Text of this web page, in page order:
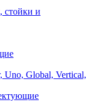
стойки и
Uno, Global, Vertical,